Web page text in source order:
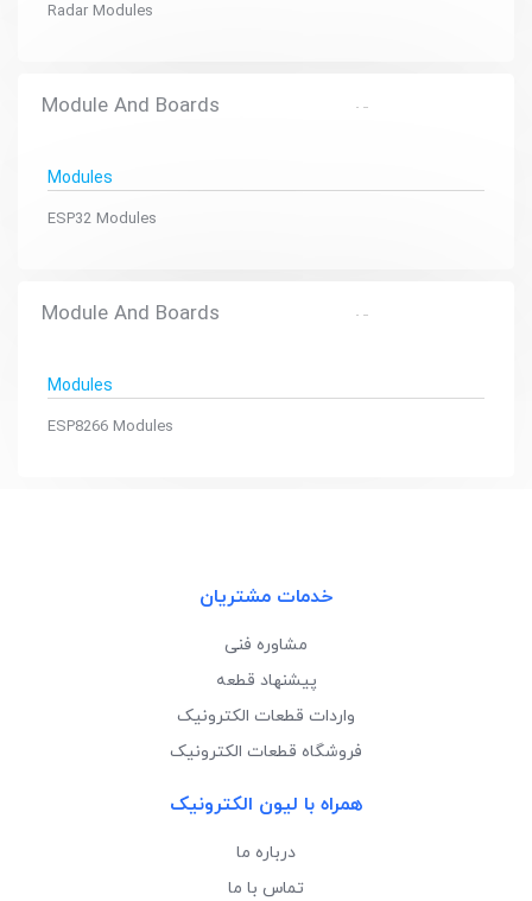
Radar Modules
Module And Boards
Modules
ESP32 Modules
Module And Boards
Modules
ESP8266 Modules
خدمات مشتریان
مشاوره فنی
پیشنهاد قطعه
واردات قطعات الکترونیک
فروشگاه قطعات الکترونیک
همراه با لیون الکترونیک
درباره ما
تماس با ما